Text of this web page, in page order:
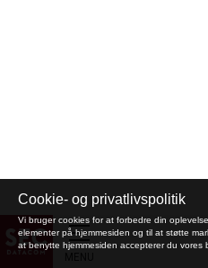
Cookie- og privatlivspolitik
Vi bruger cookies for at forbedre din
elementer på hjemmesiden og til at støtte
at benytte hjemmesiden accepterer du vores